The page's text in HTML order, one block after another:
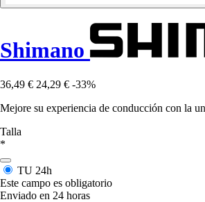
Shimano
36,49 € 24,29 € -33%
Mejore su experiencia de conducción con la
Talla
*
TU 24h
Este campo es obligatorio
Enviado en 24 horas